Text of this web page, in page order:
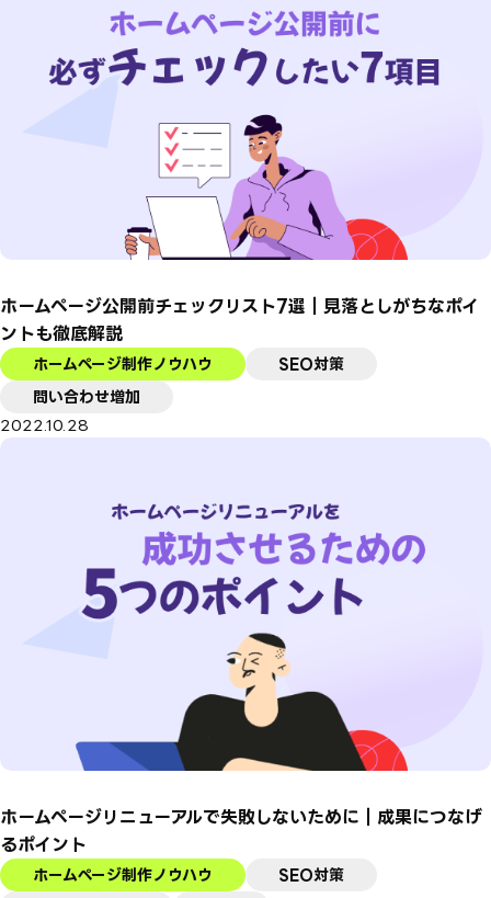
ホームページ公開前チェックリスト7選｜見落としがちなポイ
ントも徹底解説
ホームページ制作ノウハウ
SEO対策
問い合わせ増加
2022.10.28
ホームページリニューアルで失敗しないために｜成果につなげ
るポイント
ホームページ制作ノウハウ
SEO対策